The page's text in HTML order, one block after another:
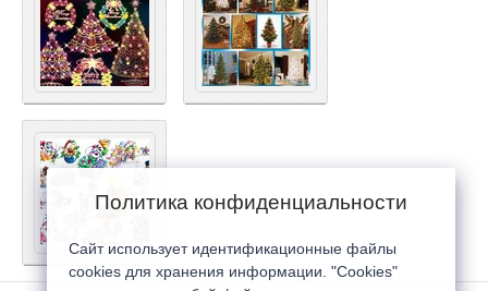
Политика конфиденциальности
Сайт использует идентификационные файлы
cookies для хранения информации. "Cookies"